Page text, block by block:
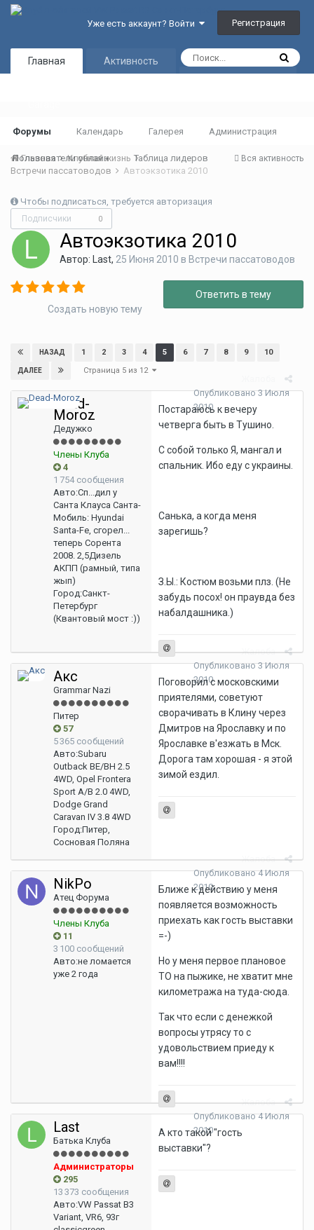
Уже есть аккаунт? Войти Регистрация
Главная
Форумы Календарь Галерея Администрация
Пользователи онлайн Таблица лидеров
Активность
Вся активность
Главная
Клубная жизнь
Встречи пассатоводов
Автоэкзотика 2010
Чтобы подписаться, требуется авторизация
Подписчики 0
Автоэкзотика 2010
Автор: Last, 25 Июня 2010 в Встречи пассатоводов
Ответить в тему
Создать новую тему
НАЗАД 1 2 3 4 5 6 7 8 9 10
ДАЛЕЕ Страница 5 из 12
Dead-
Moroz
Дедужко
Члены Клуба
4
1 754 сообщения
Авто:Сп...дил у
Санта Клауса Санта-
Мобиль: Hyundai
Santa-Fe, сгорел...
теперь Сорента
2008. 2,5Дизель
АКПП (рамный, типа
жып)
Город:Санкт-
Петербург
(Квантовый мост :))
Опубликовано3 Июля
2010
Постараюсь к вечеру
четверга быть в Тушино.
С собой только Я, мангал и
спальник. Ибо еду с украины.
Санька, а когда меня
зарегишь?
З.Ы.: Костюм возьми плз. (Не
забудь посох! он праувда без
набалдашника.)
Акс
Grammar Nazi
Питер
57
5 365 сообщений
Авто:Subaru
Outback BE/BH 2.5
4WD, Opel Frontera
Sport A/B 2.0 4WD,
Dodge Grand
Caravan IV 3.8 4WD
Город:Питер,
Сосновая Поляна
Жалоба
Опубликовано3 Июля
2010
Поговорил с московскими
приятелями, советуют
сворачивать в Клину через
Дмитров на Ярославку и по
Ярославке в'езжать в Мск.
Дорога там хорошая - я этой
зимой ездил.
NikPo
Атец Форума
Члены Клуба
11
3 100 сообщений
Авто:не ломается
уже 2 года
Жалоба
Опубликовано4 Июля
2010
Ближе к действию у меня
появляется возможность
приехать как гость выставки
=-)
Но у меня первое плановое
ТО на пыжике, не хватит мне
километража на туда-сюда.
Так что если с денежкой
вопросы утрясу то с
удовольствием приеду к
вам!!!!
Last
Батька Клуба
Администраторы
295
13 373 сообщения
Авто:VW Passat B3
Variant, VR6, 93г
Жалоба
Опубликовано4 Июля
2010
А кто такой "гость
выставки"?